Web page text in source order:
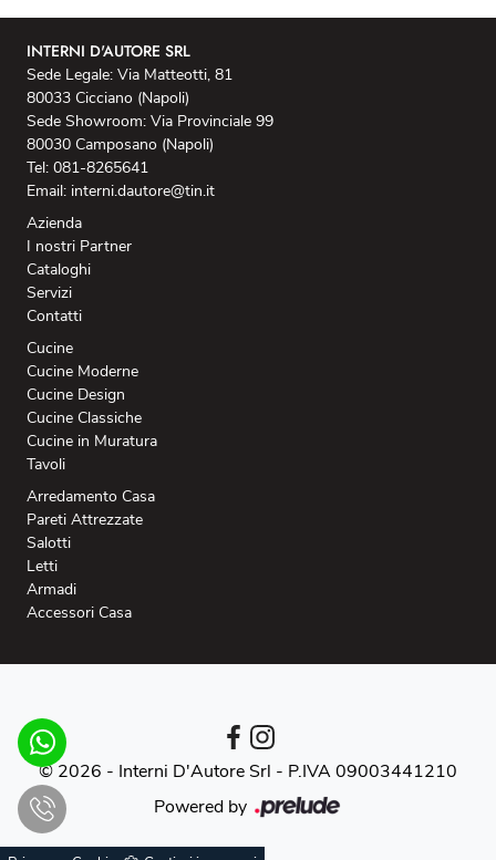
INTERNI D'AUTORE SRL
Sede Legale: Via Matteotti, 81
80033 Cicciano (Napoli)
Sede Showroom: Via Provinciale 99
80030 Camposano (Napoli)
Tel: 081-8265641
Email: interni.dautore@tin.it
Azienda
I nostri Partner
Cataloghi
Servizi
Contatti
Cucine
Cucine Moderne
Cucine Design
Cucine Classiche
Cucine in Muratura
Tavoli
Arredamento Casa
Pareti Attrezzate
Salotti
Letti
Armadi
Accessori Casa
© 2026 - Interni D'Autore Srl - P.IVA 09003441210
Powered by